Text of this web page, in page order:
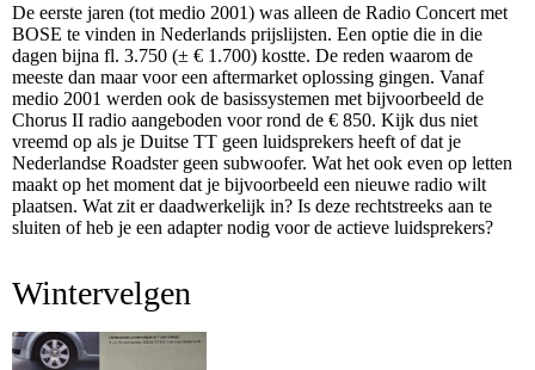
De eerste jaren (tot medio 2001) was alleen de Radio Concert met
BOSE te vinden in Nederlands prijslijsten. Een optie die in die
dagen bijna fl. 3.750 (± € 1.700) kostte. De reden waarom de
meeste dan maar voor een aftermarket oplossing gingen. Vanaf
medio 2001 werden ook de basissystemen met bijvoorbeeld de
Chorus II radio aangeboden voor rond de € 850. Kijk dus niet
vreemd op als je Duitse TT geen luidsprekers heeft of dat je
Nederlandse Roadster geen subwoofer. Wat het ook even op letten
maakt op het moment dat je bijvoorbeeld een nieuwe radio wilt
plaatsen. Wat zit er daadwerkelijk in? Is deze rechtstreeks aan te
sluiten of heb je een adapter nodig voor de actieve luidsprekers?
Wintervelgen